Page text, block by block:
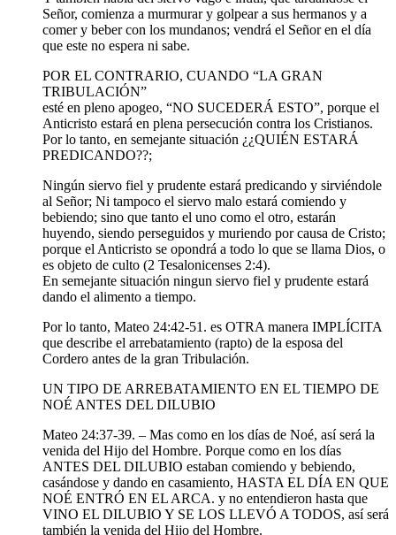
Señor, comienza a murmurar y golpear a sus hermanos y a
comer y beber con los mundanos; vendrá el Señor en el día
que este no espera ni sabe.
POR EL CONTRARIO, CUANDO “LA GRAN
TRIBULACIÓN”
esté en pleno apogeo, “NO SUCEDERÁ ESTO”, porque el
Anticristo estará en plena persecución contra los Cristianos.
Por lo tanto, en semejante situación ¿¿QUIÉN ESTARÁ
PREDICANDO??;
Ningún siervo fiel y prudente estará predicando y sirviéndole
al Señor; Ni tampoco el siervo malo estará comiendo y
bebiendo; sino que tanto el uno como el otro, estarán
huyendo, siendo perseguidos y muriendo por causa de Cristo;
porque el Anticristo se opondrá a todo lo que se llama Dios, o
es objeto de culto (2 Tesalonicenses 2:4).
En semejante situación ningun siervo fiel y prudente estará
dando el alimento a tiempo.
Por lo tanto, Mateo 24:42-51. es OTRA manera IMPLÍCITA
que describe el arrebatamiento (rapto) de la esposa del
Cordero antes de la gran Tribulación.
UN TIPO DE ARREBATAMIENTO EN EL TIEMPO DE
NOÉ ANTES DEL DILUBIO
Mateo 24:37-39. – Mas como en los días de Noé, así será la
venida del Hijo del Hombre. Porque como en los días
ANTES DEL DILUBIO estaban comiendo y bebiendo,
casándose y dando en casamiento, HASTA EL DÍA EN QUE
NOÉ ENTRÓ EN EL ARCA. y no entendieron hasta que
VINO EL DILUBIO Y SE LOS LLEVÓ A TODOS, así será
también la venida del Hijo del Hombre.